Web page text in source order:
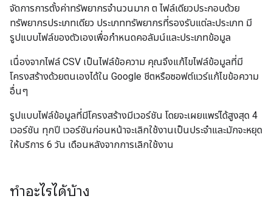
จัดการการตั้งค่าทรัพยากรจำนวนมาก ต ไฟล์เดียวประกอบด้วย
ทรัพยากรประเภทเดียว ประเภททรัพยากรที่รองรับแต่ละประเภท มี
รูปแบบไฟล์ของตัวเองเพื่อกำหนดคอลัมน์และประเภทข้อมูล
เนื่องจากไฟล์ CSV เป็นไฟล์ข้อความ คุณจึงแก้ไขไฟล์ข้อมูลที่มี
โครงสร้างด้วยตนเองได้ใน Google ชีตหรือซอฟต์แวร์แก้ไขข้อความ
อื่นๆ
รูปแบบไฟล์ข้อมูลที่มีโครงสร้างมีเวอร์ชัน โดยจะเผยแพร่ได้สูงสุด 4
เวอร์ชัน ทุกปี เวอร์ชันก่อนหน้าจะเลิกใช้งานเป็นประจำและมักจะหยุด
ให้บริการ 6 วัน เดือนหลังจากการเลิกใช้งาน
ทำอะไรได้บ้าง